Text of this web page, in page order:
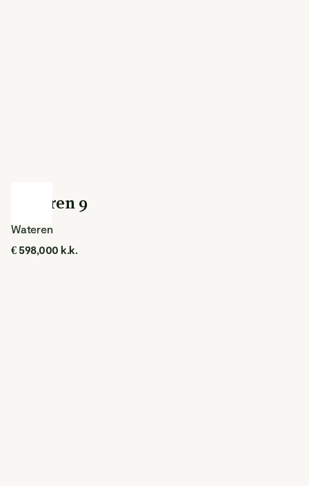
Wateren 9
Wateren
€ 598,000 k.k.